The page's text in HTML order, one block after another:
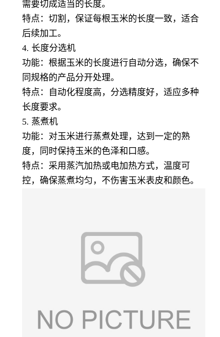
需要切成适当的长度。
特点：切割，保证每根玉米的长度一致，适合
后续加工。
4. 长度分选机
功能：根据玉米的长度进行自动分选，确保不
同规格的产品分开处理。
特点：自动化程度高，分选精度好，适应多种
长度要求。
5. 蒸煮机
功能：对玉米进行蒸煮处理，达到一定的熟
度，同时保持玉米的色泽和口感。
特点：采用蒸汽加热或电加热方式，温度可
控，确保蒸煮均匀，不伤害玉米表皮和颜色。